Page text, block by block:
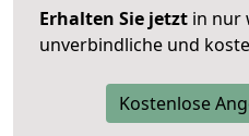
Erhalten Sie jetzt in nur
unverbindliche und
Kostenlose